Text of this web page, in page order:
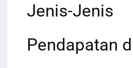
Jenis-Jenis
Pendapatan